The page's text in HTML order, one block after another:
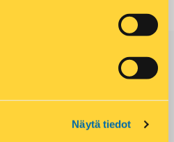
Näytä tiedot
a
n
d
V
i
SIJAINNILLA: